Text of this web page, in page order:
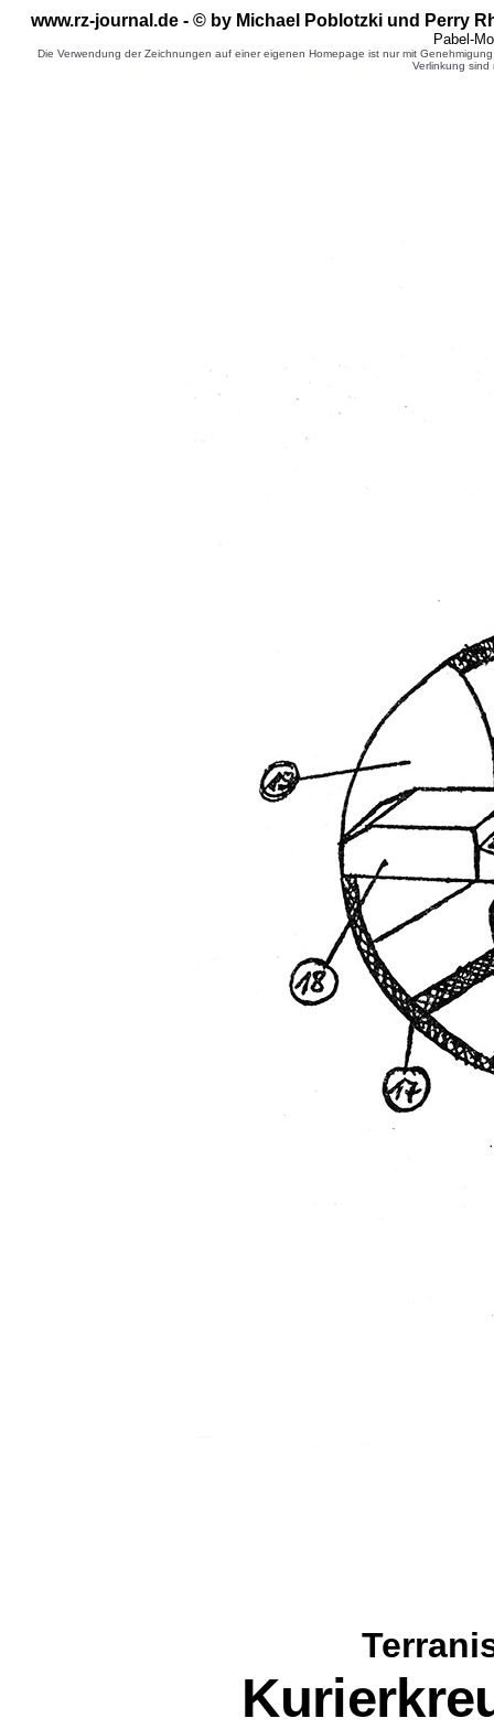
www.rz-journal.de - © by Michael Poblotzki und Perry
Pabel-
Die Verwendung der Zeichnungen auf einer eigenen Homepage ist nur mit
Verlinkung sind